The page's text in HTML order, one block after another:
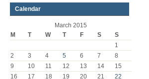
Calendar
March 2015
M
T W T F S
S
1
2
3 4 5 6 7
8
9
10 11 12 13 14
15
16
17 18 19 20 21
22